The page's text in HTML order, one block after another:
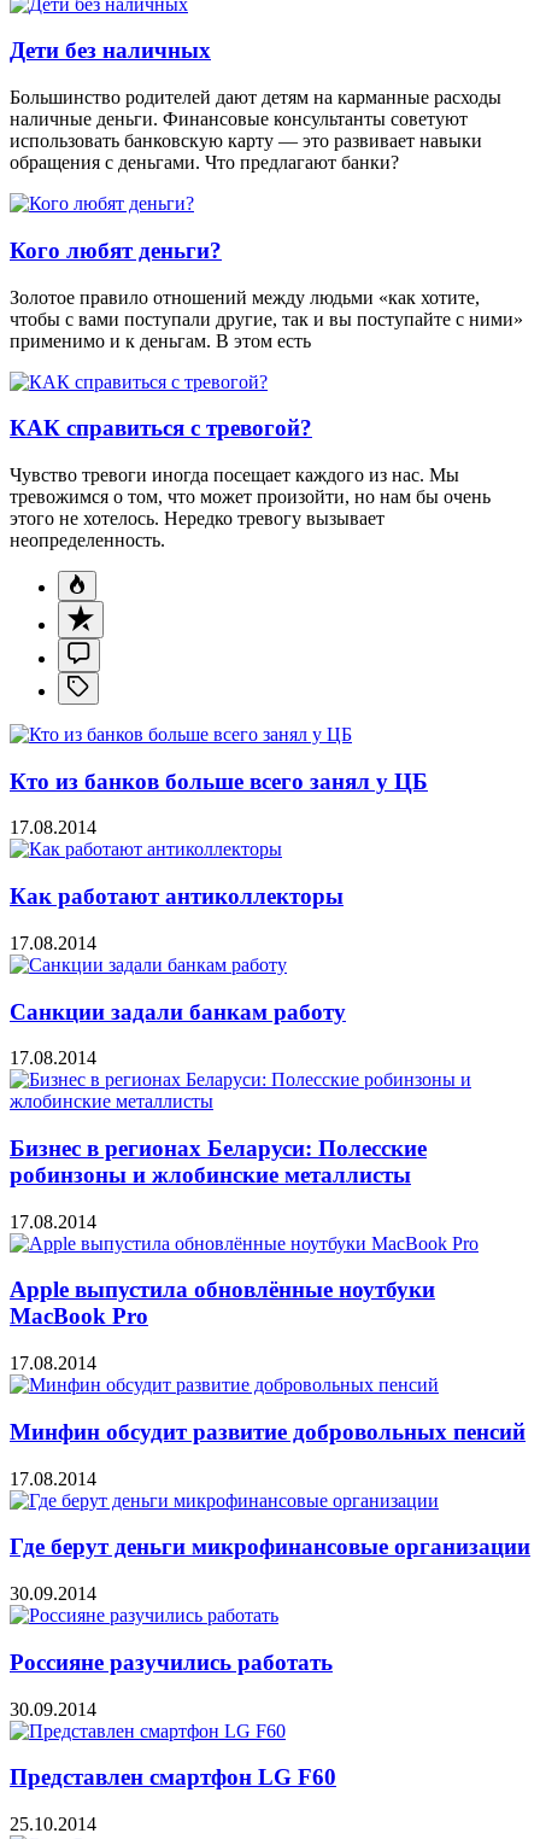
Дети без наличных
Большинство родителей дают детям на карманные расходы
наличные деньги. Финансовые консультанты советуют
использовать банковскую карту — это развивает навыки
обращения с деньгами. Что предлагают банки?
Кого любят деньги?
Золотое правило отношений между людьми «как хотите,
чтобы с вами поступали другие, так и вы поступайте с ними»
применимо и к деньгам. В этом есть
КАК справиться с тревогой?
Чувство тревоги иногда посещает каждого из нас. Мы
тревожимся о том, что может произойти, но нам бы очень
этого не хотелось. Нередко тревогу вызывает
неопределенность.
Кто из банков больше всего занял у ЦБ
17.08.2014
Как работают антиколлекторы
17.08.2014
Санкции задали банкам работу
17.08.2014
Бизнес в регионах Беларуси: Полесские
робинзоны и жлобинские металлисты
17.08.2014
Apple выпустила обновлённые ноутбуки
MacBook Pro
17.08.2014
Минфин обсудит развитие добровольных пенсий
17.08.2014
Где берут деньги микрофинансовые организации
30.09.2014
Россияне разучились работать
30.09.2014
Представлен смартфон LG F60
25.10.2014